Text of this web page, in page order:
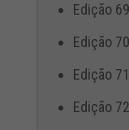
Edição 69
Edição 70
Edição 71
Edição 72